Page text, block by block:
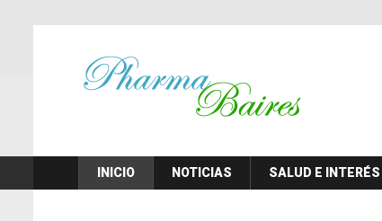
INICIO NOTICIAS SALUD E